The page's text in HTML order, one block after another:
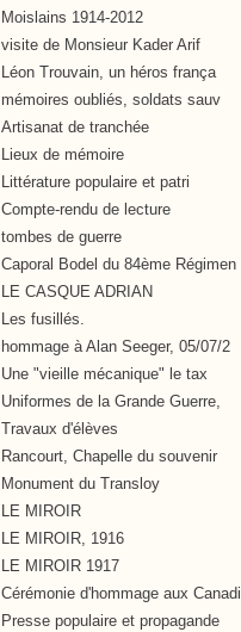
Moislains 1914-2012
visite de Monsieur Kader Arif
Léon Trouvain, un héros frança
mémoires oubliés, soldats sauv
Artisanat de tranchée
Lieux de mémoire
Littérature populaire et patri
Compte-rendu de lecture
tombes de guerre
Caporal Bodel du 84ème Régimen
LE CASQUE ADRIAN
Les fusillés.
hommage à Alan Seeger, 05/07/2
Une "vieille mécanique" le tax
Uniformes de la Grande Guerre,
Travaux d'élèves
Rancourt, Chapelle du souvenir
Monument du Transloy
LE MIROIR
LE MIROIR, 1916
LE MIROIR 1917
Cérémonie d'hommage aux Canadi
Presse populaire et propagande